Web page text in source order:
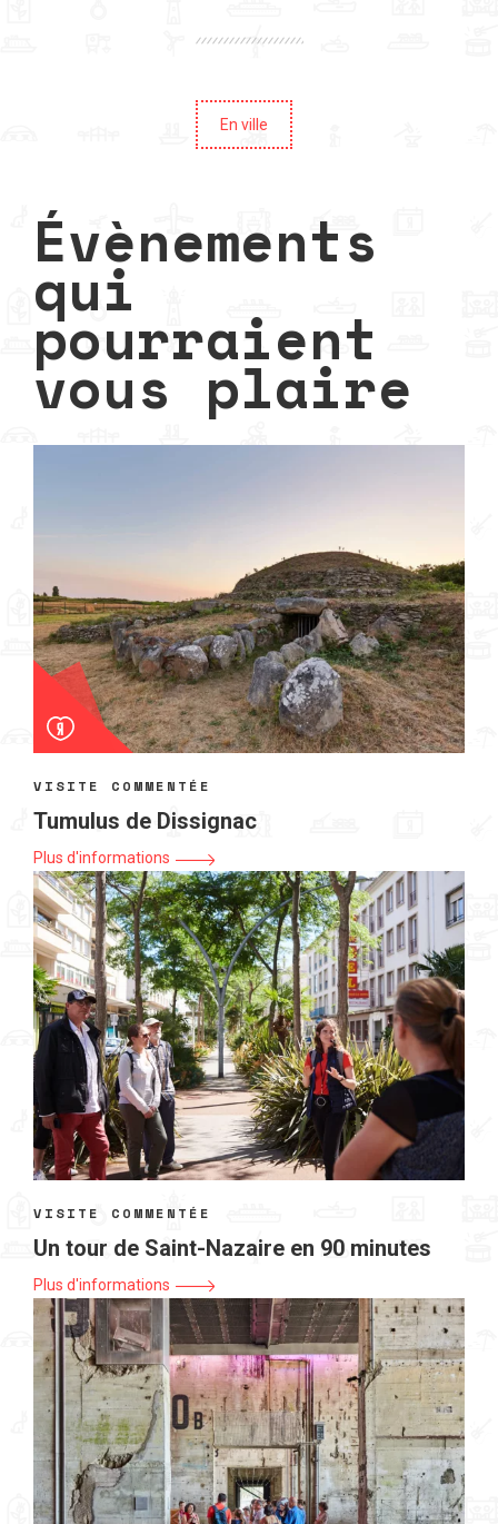
En ville
Évènements
qui
pourraient
vous plaire
VISITE COMMENTÉE
Tumulus de Dissignac
Plus d'informations
VISITE COMMENTÉE
Un tour de Saint-Nazaire en 90 minutes
Plus d'informations